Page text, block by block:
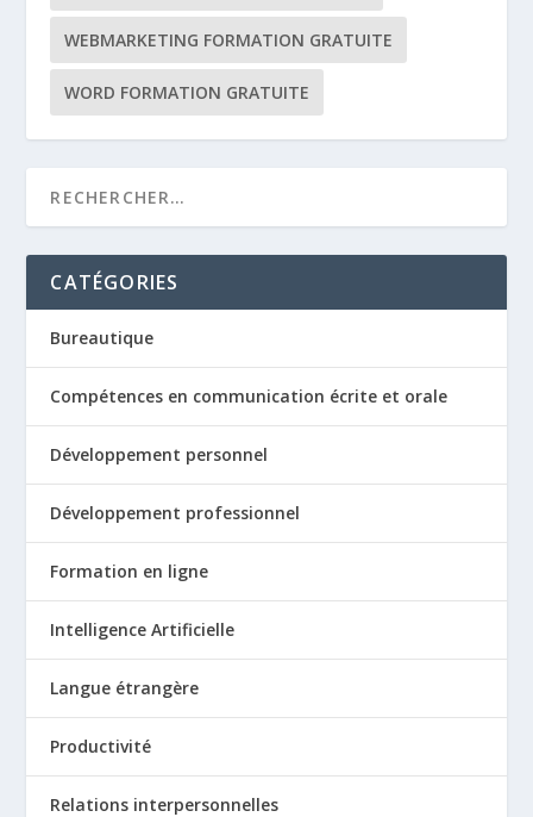
WEBMARKETING FORMATION GRATUITE
WORD FORMATION GRATUITE
CATÉGORIES
Bureautique
Compétences en communication écrite et orale
Développement personnel
Développement professionnel
Formation en ligne
Intelligence Artificielle
Langue étrangère
Productivité
Relations interpersonnelles